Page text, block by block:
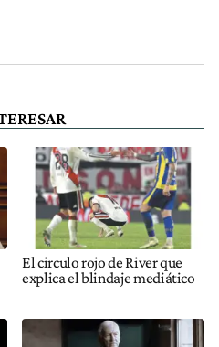
El circulo rojo de River que
explica el blindaje mediático